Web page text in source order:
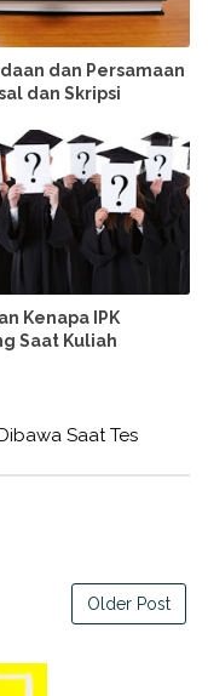
dan Persamaan
dan Skripsi
Kenapa IPK
Saat Kuliah
Saat Tes
Older Post